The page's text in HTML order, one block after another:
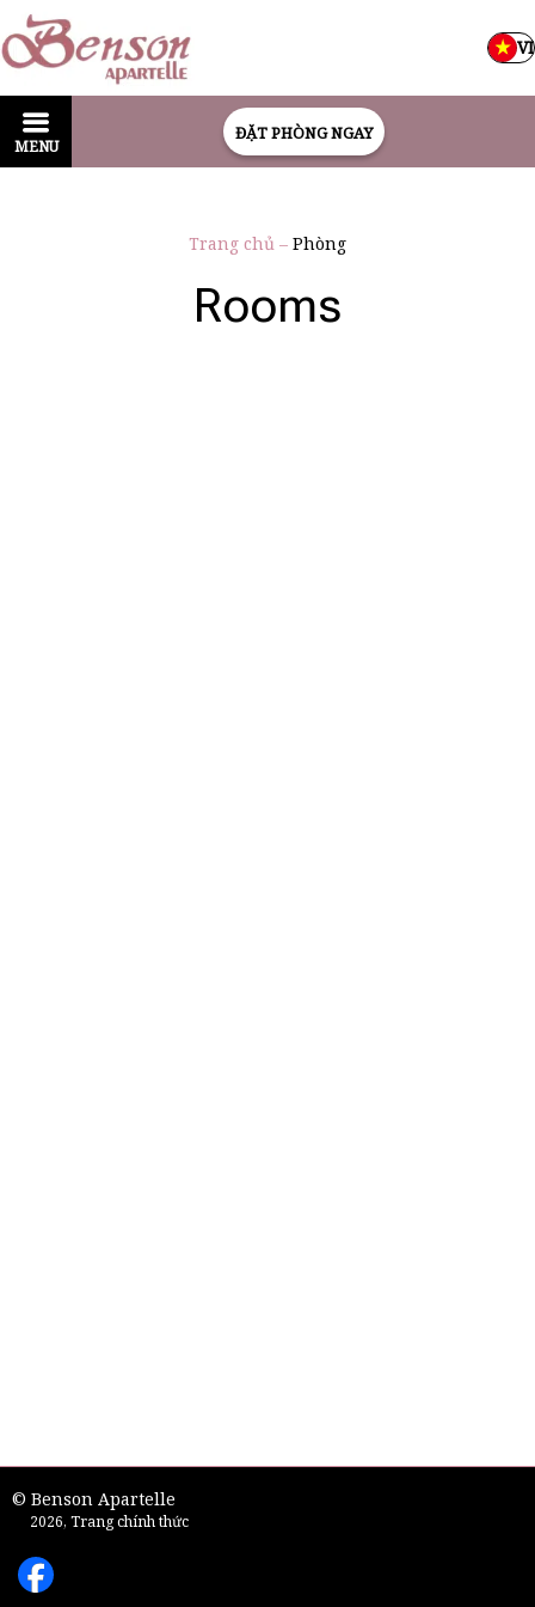
VI
MENU
ĐẶT PHÒNG NGAY
Trang chủ – Phòng
Rooms
© Benson Apartelle
2026, Trang chính thức